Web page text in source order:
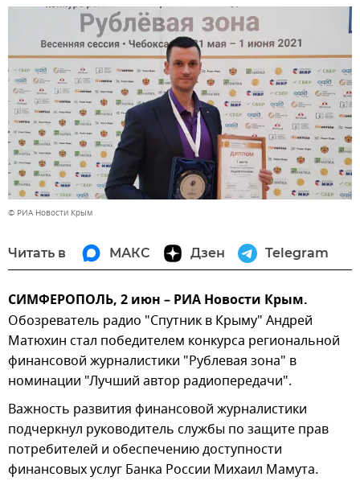
© РИА Новости Крым
Читать в МАКС Дзен Telegram
СИМФЕРОПОЛЬ, 2 июн – РИА Новости Крым.
Обозреватель радио "Спутник в Крыму" Андрей
Матюхин стал победителем конкурса региональной
финансовой журналистики "Рублевая зона" в
номинации "Лучший автор радиопередачи".
Важность развития финансовой журналистики
подчеркнул руководитель службы по защите прав
потребителей и обеспечению доступности
финансовых услуг Банка России Михаил Мамута.